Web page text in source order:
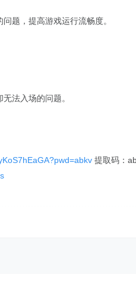
题，提高游戏运行流畅度。
法入场的问题。
提取码：